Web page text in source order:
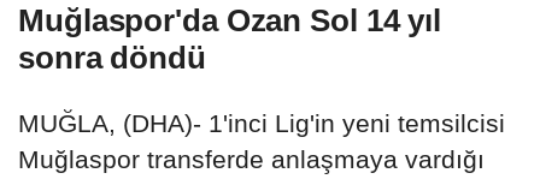
Muğlaspor'da Ozan Sol 14 yıl
sonra döndü
MUĞLA, (DHA)- 1'inci Lig'in yeni temsilcisi
Muğlaspor transferde anlaşmaya vardığı